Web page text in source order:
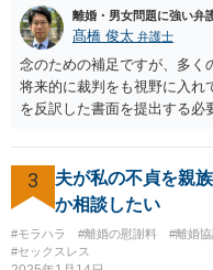
離婚・男女問題に強い弁
髙橋 俊太 弁護士
念のための補足ですが、多く
将来的に裁判をも視野に入れ
を反訳した書面を提出する必
るような合理的説明が必要と
に可能かどうかについて、
と思います。 なお、夫や不
回数なども含め）認めて自
する必要はなくなります。
3
夫が私の不貞を親
か相談したい
#モラハラ #離婚の慰謝料 #離婚協
#セックスレス